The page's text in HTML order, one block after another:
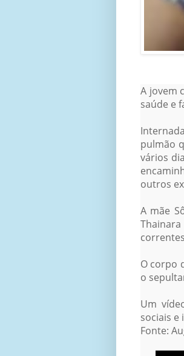
A jovem
saúde e
pulmão
vários
outros
A mãe
O corpo
o
Um
sociais
Fonte: